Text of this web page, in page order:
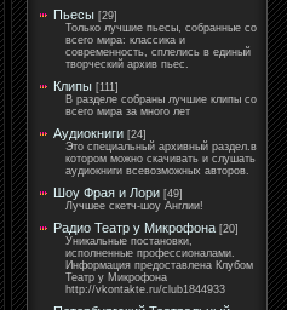
Пьесы [29]
Только лучшие пьесы, собранные со
всего мира: классика и
современность, сплелись в единый
творческий архив пьес.
Клипы [111]
В разделе собраны лучшие клипы со
всего мира за много лет
Аудиокниги [24]
Это специальный архивный раздел.в
котором можно скачивать и слушать
аудиокниги всевозможных авторов.
Шоу Фрая и Лори [49]
Лучшее скетч-шоу Англии!
Радио Театр у Микрофона [20]
Уникальные постановки,
исполненные профессионалами.
Информация предоставлена Клубом
Театр у Микрофона
http://vkontakte.ru/club1844933